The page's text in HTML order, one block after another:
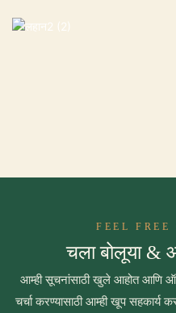
FEEL FREE
चला बोलूया &
आम्ही सूचनांसाठी खुले आहोत आणि
चर्चा करण्यासाठी आम्ही खूप सहकार्य